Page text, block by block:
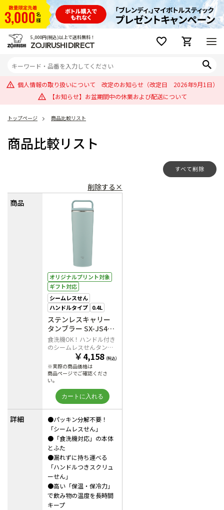
5,000円(税込)以上で送料無料！
ZOJIRUSHI DIRECT
個人情報の取り扱いについて 改定のお知らせ（改定日 2026年9月1日）
【お知らせ】お盆期間中の休業および配送について
トップページ 商品比較リスト
商品比較リスト
すべて削除
商品
詳細
削除する×
オリジナルプリント対象
ギフト対応
シームレスせん
ハンドルタイプ 0.4L
ステンレスキャリー
タンブラー SX-JS40
GM（アッシュグリー
ン）
食洗機OK！ハンドル付き
のシームレスせんタンブ
￥4,158 (税込)
※実際の商品価格は
商品ページでご確認くださ
い。
●パッキン分解不要！
「シームレスせん」
●「食洗機対応」の本体
とふた
●漏れずに持ち運べる
「ハンドルつきスクリュ
ーせん」
●高い「保温・保冷力」
で飲み物の温度を長時間
キープ